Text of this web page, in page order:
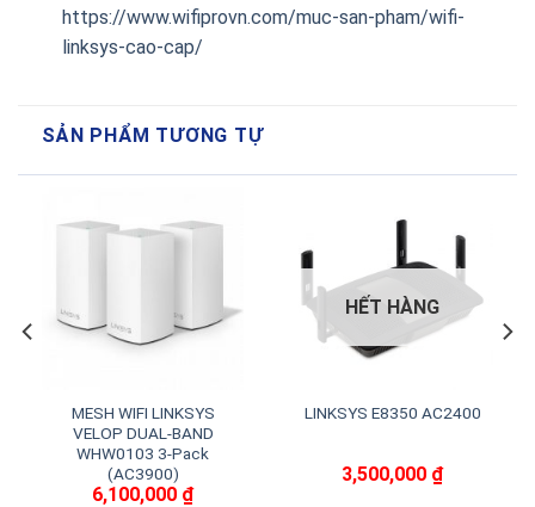
https://www.wifiprovn.com/muc-san-pham/wifi-
linksys-cao-cap/
SẢN PHẨM TƯƠNG TỰ
MESH WIFI LINKSYS
VELOP DUAL-BAND
WHW0103 3-Pack
(AC3900)
6,100,000 ₫
HẾT HÀNG
LINKSYS E8350 AC2400
3,500,000 ₫